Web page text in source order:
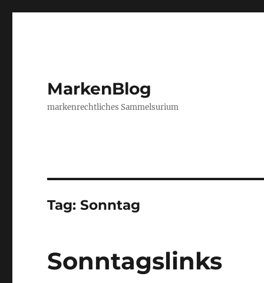
MarkenBlog
markenrechtliches Sammelsurium
Tag:Sonntag
Sonntagslinks